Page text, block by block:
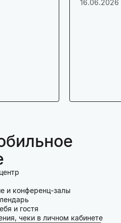
16.06.2026
и конференц-залы
и гостя
чеки в личном кабинете